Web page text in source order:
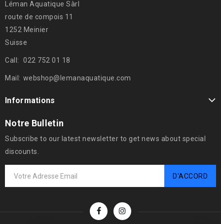
Léman Aquatique Sàrl
route de compois 11
1252 Meinier
Suisse
Call: 022 752 01 18
Mail: webshop@lemanaquatique.com
Informations
Notre Bulletin
Subscribe to our latest newsletter to get news about special
discounts.